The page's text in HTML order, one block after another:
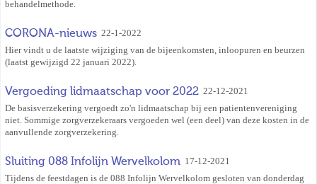
behandelmethode.
CORONA-nieuws 22-1-2022
Hier vindt u de laatste wijziging van de bijeenkomsten, inloopuren en beurzen
(laatst gewijzigd 22 januari 2022).
Vergoeding lidmaatschap voor 2022 22-12-2021
De basisverzekering vergoedt zo'n lidmaatschap bij een patientenvereniging
niet. Sommige zorgverzekeraars vergoeden wel (een deel) van deze kosten in de
aanvullende zorgverzekering.
Sluiting 088 Infolijn Wervelkolom 17-12-2021
Tijdens de feestdagen is de 088 Infolijn Wervelkolom gesloten van donderdag